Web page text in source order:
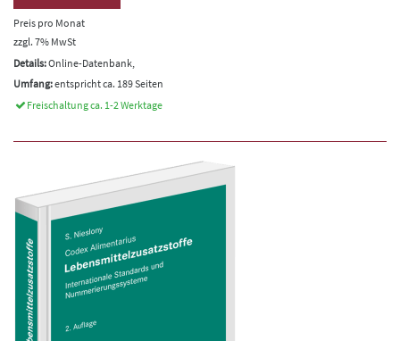
Preis pro Monat
zzgl. 7% MwSt
Details:Online-Datenbank,
Umfang:entspricht ca. 189 Seiten
Freischaltung ca. 1-2 Werktage